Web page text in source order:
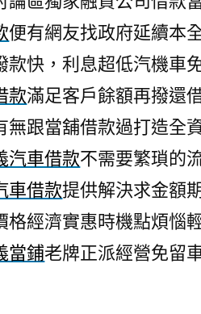
便有網友找政府延續本
款快，利息超低汽機車
款滿足客戶餘額再撥還
無跟當舖借款過打造全
汽車借款不需要繁瑣的
車借款提供解決求金額
格經濟實惠時機點煩惱
當鋪老牌正派經營免留